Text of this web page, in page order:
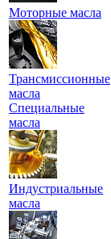
Моторные масла
Трансмиссионные
масла
Специальные
масла
Индустриальные
масла